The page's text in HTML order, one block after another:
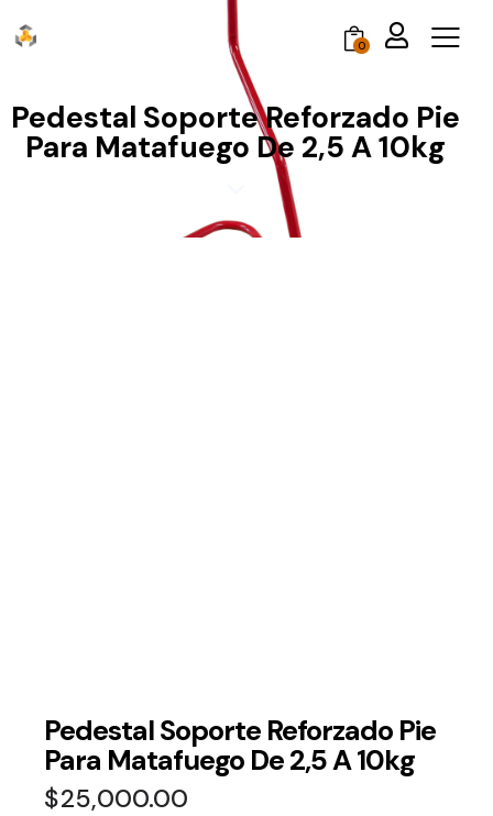
0
Pedestal Soporte Reforzado Pie
Para Matafuego De 2,5 A 10kg
Pedestal Soporte Reforzado Pie
Para Matafuego De 2,5 A 10kg
$25,000.00